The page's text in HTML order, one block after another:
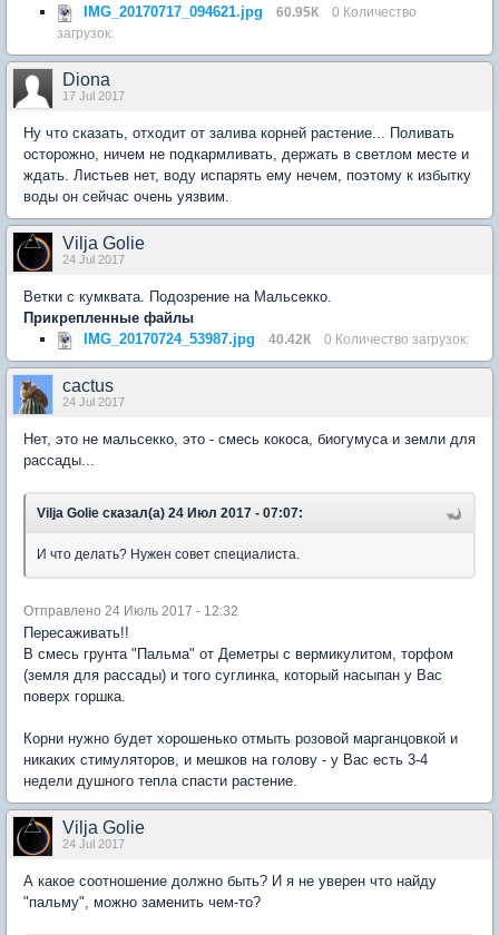
IMG_20170717_094621.jpg
60.95К
0 Количество
загрузок:
Diona
17 Jul 2017
Ну что сказать, отходит от залива корней растение... Поливать
осторожно, ничем не подкармливать, держать в светлом месте и
ждать. Листьев нет, воду испарять ему нечем, поэтому к избытку
воды он сейчас очень уязвим.
Vilja Golie
24 Jul 2017
Ветки с кумквата. Подозрение на Мальсекко.
Прикрепленные файлы
IMG_20170724_53987.jpg
40.42К 0 Количество загрузок:
cactus
24 Jul 2017
Нет, это не мальсекко, это - смесь кокоса, биогумуса и земли для
рассады...
Vilja Golie сказал(а) 24 Июл 2017 - 07:07:
И что делать? Нужен совет специалиста.
Отправлено 24 Июль 2017 - 12:32
Пересаживать!!
В смесь грунта "Пальма" от Деметры с вермикулитом, торфом
(земля для рассады) и того суглинка, который насыпан у Вас
поверх горшка.
Корни нужно будет хорошенько отмыть розовой марганцовкой и
никаких стимуляторов, и мешков на голову - у Вас есть 3-4
недели душного тепла спасти растение.
Vilja Golie
24 Jul 2017
А какое соотношение должно быть? И я не уверен что найду
"пальму", можно заменить чем-то?